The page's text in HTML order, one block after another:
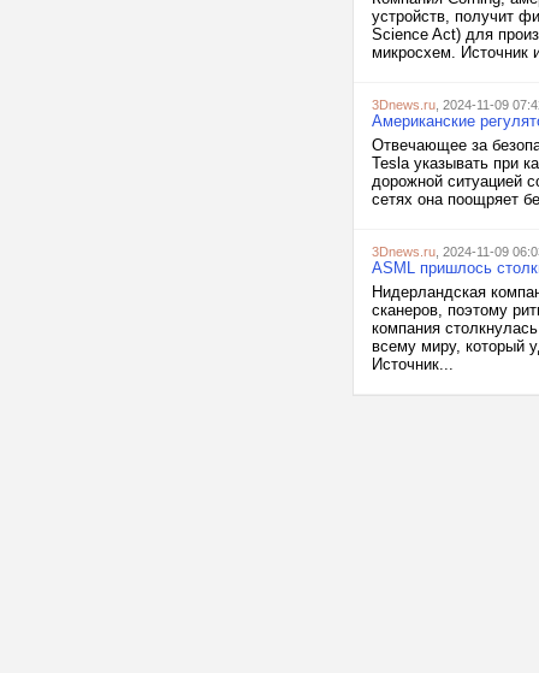
устройств, получит
Science Act) для
микросхем. Источник
3Dnews.ru , 2024-11-09
Американские
Отвечающее за
Tesla указывать при
дорожной ситуацией
сетях она поощряет
3Dnews.ru , 2024-11-09
ASML пришлось
Нидерландская
сканеров, поэтому
компания
всему миру, который
Источник...